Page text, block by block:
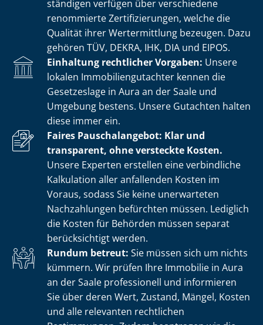
stän­di­gen verfügen über verschiedene
renommierte Zer­ti­fi­zie­run­gen, welche die
Qualität ihrer Wertermittlung bezeugen. Dazu
gehören TÜV, DEKRA, IHK, DIA und EIPOS.
Einhaltung rechtlicher Vorgaben: Unsere
lokalen Im­mo­bi­li­en­gut­ach­ter kennen die
Gesetzeslage in Aura an der Saale und
Umgebung bestens. Unsere Gutachten halten
diese immer ein.
Faires Pauschalangebot: Klar und
transparent, ohne versteckte Kosten.
Unsere Experten erstellen eine verbindliche
Kalkulation aller anfallenden Kosten im
Voraus, sodass Sie keine unerwarteten
Nachzahlungen befürchten müssen. Lediglich
die Kosten für Behörden müssen separat
berücksichtigt werden.
Rundum betreut: Sie müssen sich um nichts
kümmern. Wir prüfen Ihre Immobilie in Aura
an der Saale professionell und informieren
Sie über deren Wert, Zustand, Mängel, Kosten
und alle relevanten rechtlichen